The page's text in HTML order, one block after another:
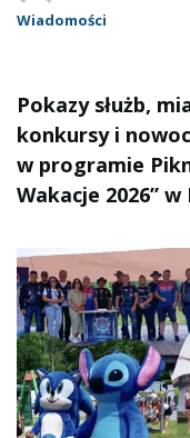
Wiadomości
Pokazy służb,
konkursy i
w programie
Wakacje 2026”